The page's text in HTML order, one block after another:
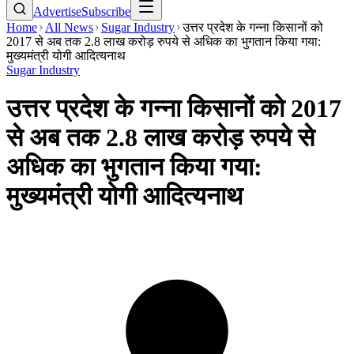
AdvertiseSubscribe
Home
All News Sugar Industry उत्तर प्रदेश के गन्ना किसानों को
2017 से अब तक 2.8 लाख करोड़ रुपये से अधिक का भुगतान किया गया:
मुख्यमंत्री योगी आदित्यनाथ
Sugar Industry
उत्तर प्रदेश के गन्ना किसानों को 2017
से अब तक 2.8 लाख करोड़ रुपये से
अधिक का भुगतान किया गया:
मुख्यमंत्री योगी आदित्यनाथ